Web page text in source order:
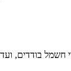
בודדים,